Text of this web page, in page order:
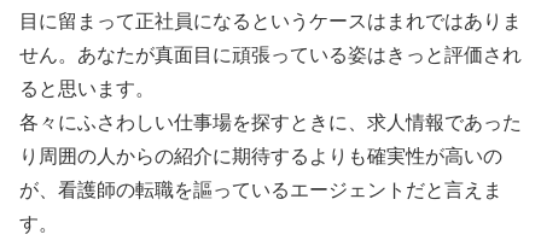
目に留まって正社員になるというケースはまれではありま
せん。あなたが真面目に頑張っている姿はきっと評価され
ると思います。
各々にふさわしい仕事場を探すときに、求人情報であった
り周囲の人からの紹介に期待するよりも確実性が高いの
が、看護師の転職を謳っているエージェントだと言えま
す。